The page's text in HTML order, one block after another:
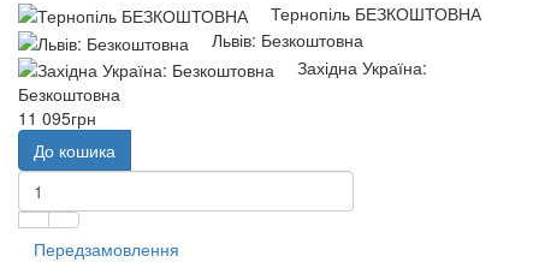
Тернопіль БЕЗКОШТОВНА
Львів: Безкоштовна
Західна Україна:
Безкоштовна
11 095грн
До кошика
Передзамовлення